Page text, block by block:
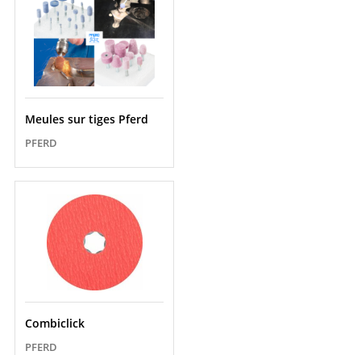
Meules sur tiges Pferd
PFERD
Combiclick
PFERD